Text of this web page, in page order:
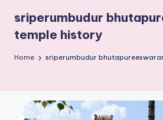
sriperumbudur
temple history
Home sriperumbudur